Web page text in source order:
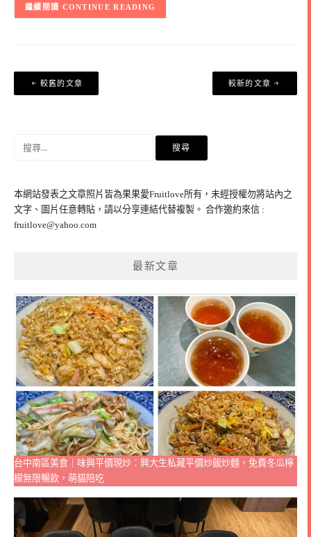
CONTINUE READING
文
章
覽
較舊的文章 較新的文章
鍵
字:
本網站發表之文章照片皆為果果愛Fruitlove所有，未經授權勿將站內之
文字、圖片任意轉貼，請以分享連結代替複製。 合作邀約來信 :
fruitlove@yahoo.com
最新文章
台中南區美食｜味興平價現炒：興大生私藏平價炒飯炒麵，免費冬瓜檸
檬無限暢飲，萌貓陪吃